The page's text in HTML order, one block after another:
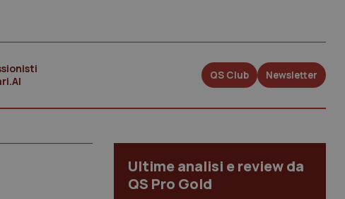
QS Club Newsletter
Ultime analisi e review da
QS Pro Gold